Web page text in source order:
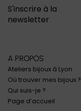
A PROPOS
Ateliers bijoux à Lyon
Où trouver mes bijoux ?
Qui suis-je ?
Page d’accueil
S'inscrire à la
newsletter